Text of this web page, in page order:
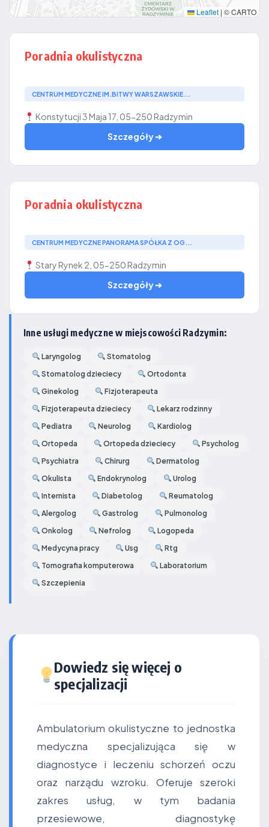
Leaflet | © CARTO
Poradnia okulistyczna
CENTRUM MEDYCZNE IM.BITWY WARSZAWSKIE...
Konstytucji 3 Maja 17, 05-250 Radzymin
Szczegóły ➔
Poradnia okulistyczna
CENTRUM MEDYCZNE PANORAMA SPÓŁKA Z OG...
Stary Rynek 2, 05-250 Radzymin
Szczegóły ➔
Inne usługi medyczne w miejscowości Radzymin:
Laryngolog
Stomatolog
Stomatolog dzieciecy
Ortodonta
Ginekolog
Fizjoterapeuta
Fizjoterapeuta dzieciecy
Lekarz rodzinny
Pediatra
Neurolog
Kardiolog
Ortopeda
Ortopeda dzieciecy
Psycholog
Psychiatra
Chirurg
Dermatolog
Okulista
Endokrynolog
Urolog
Internista
Diabetolog
Reumatolog
Alergolog
Gastrolog
Pulmonolog
Onkolog
Nefrolog
Logopeda
Medycyna pracy
Usg
Rtg
Tomografia komputerowa
Laboratorium
Szczepienia
Dowiedz się więcej o
specjalizacji
Ambulatorium okulistyczne to jednostka
medyczna specjalizująca się w
diagnostyce i leczeniu schorzeń oczu
oraz narządu wzroku. Oferuje szeroki
zakres usług, w tym badania
przesiewowe, diagnostykę